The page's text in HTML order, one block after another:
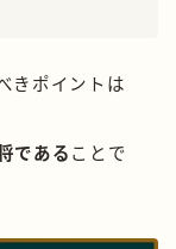
きポイントは
である ことで